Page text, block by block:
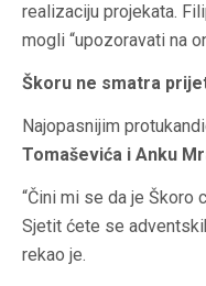
realizaciju projekata.
mogli “upozoravati na
Škoru ne smatra
Najopasnijim
Tomaševića i Anku
“Čini mi se da je Škoro
Sjetit ćete se
rekao je.